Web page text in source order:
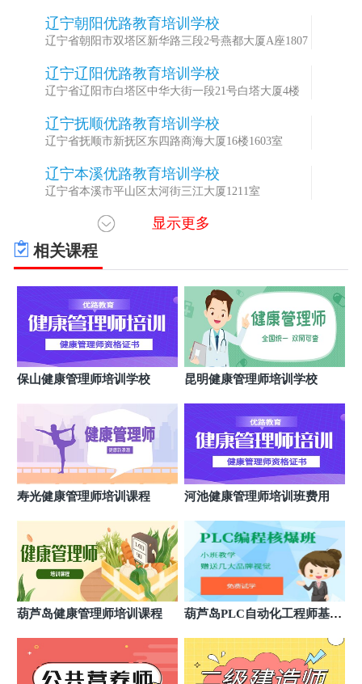
辽宁朝阳优路教育培训学校
辽宁省朝阳市双塔区新华路三段2号燕都大厦A座1807
辽宁辽阳优路教育培训学校
辽宁省辽阳市白塔区中华大街一段21号白塔大厦4楼
辽宁抚顺优路教育培训学校
辽宁省抚顺市新抚区东四路商海大厦16楼1603室
辽宁本溪优路教育培训学校
辽宁省本溪市平山区太河街三江大厦1211室
辽宁营口优路教育培训学校
辽宁省营口市站前区万达营销中心6A写字楼1226室
辽宁丹东优路教育培训学校
辽宁省丹东市振兴区锦山大街298-1号万达广场写字楼
B座1807-1808室
辽宁鞍山优路教育培训学校
辽宁省鞍山市铁东区南胜利路21号万科写字楼2119室
9 辽宁盘锦优路教育培训学校
辽宁锦州优路教育培训学校
辽宁省锦州市古塔区重庆路2段21号宇洋大厦501室
（原万成大厦）
11 辽宁大连优路教育培训学校
辽宁省大连市沙河口区西安路86号行政大厦1702室
辽宁沈阳优路教育培训学校
辽宁省沈阳市沈河区青年北大街7号东煤地质大厦二层
显示更多
相关课程
保山健康管理师培训学校 昆明健康管理师培训学校
寿光健康管理师培训课程 河池健康管理师培训班费用
葫芦岛健康管理师培训课程
葫芦岛PLC自动化工程师基础